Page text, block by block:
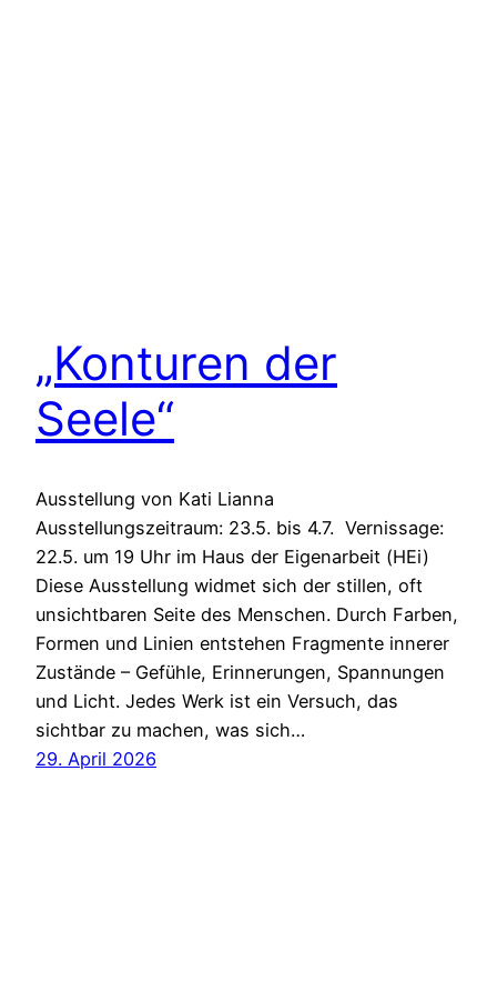
„Konturen der
Seele“
Ausstellung von Kati Lianna
Ausstellungszeitraum: 23.5. bis 4.7. Vernissage:
22.5. um 19 Uhr im Haus der Eigenarbeit (HEi)
Diese Ausstellung widmet sich der stillen, oft
unsichtbaren Seite des Menschen. Durch Farben,
Formen und Linien entstehen Fragmente innerer
Zustände – Gefühle, Erinnerungen, Spannungen
und Licht. Jedes Werk ist ein Versuch, das
sichtbar zu machen, was sich…
29. April 2026